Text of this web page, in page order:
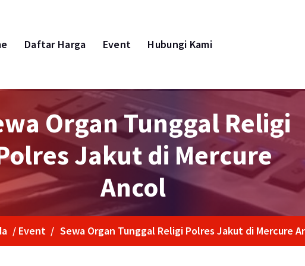
Daftar Harga Event Hubungi Kami
Organ Tunggal Religi
Jakut di Mercure
Ancol
/ Event / Sewa Organ Tunggal Religi Polres Jakut di Mercure